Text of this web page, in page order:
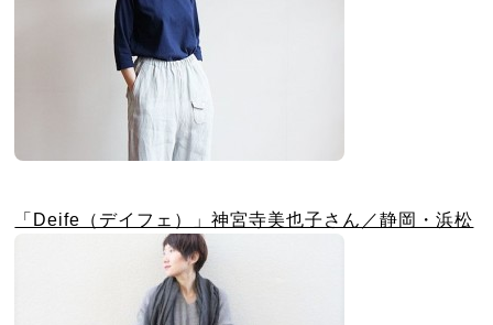
「Deife（デイフェ）」神宮寺美也子さん／静岡・浜松